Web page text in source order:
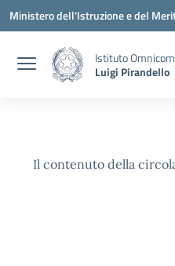
Vai ai contenuti
Vai al menu di navigazione
Vai al footer
Ministero dell'Istruzione e del
Istituto
Luigi Pirandello
Il contenuto della